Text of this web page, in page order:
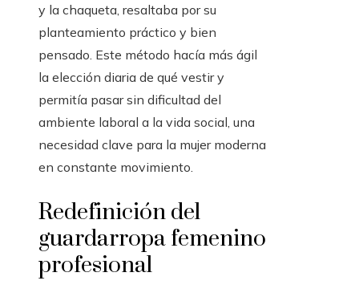
y la chaqueta, resaltaba por su
planteamiento práctico y bien
pensado. Este método hacía más ágil
la elección diaria de qué vestir y
permitía pasar sin dificultad del
ambiente laboral a la vida social, una
necesidad clave para la mujer moderna
en constante movimiento.
Redefinición del
guardarropa femenino
profesional